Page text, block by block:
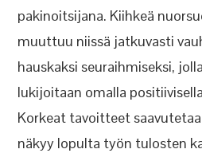
pakinoitsijana. Kiihkeä
muuttuu niissä jatkuvasti
hauskaksi seuraihmiseksi,
lukijoitaan omalla
Korkeat tavoitteet
näkyy lopulta työn tulosten